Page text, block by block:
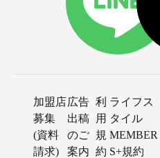
加盟店
募集
(資料
請求)
広告
出稿
のご
案内
利
用
規
約
ライフス
タイル
MEMBER
S+規約